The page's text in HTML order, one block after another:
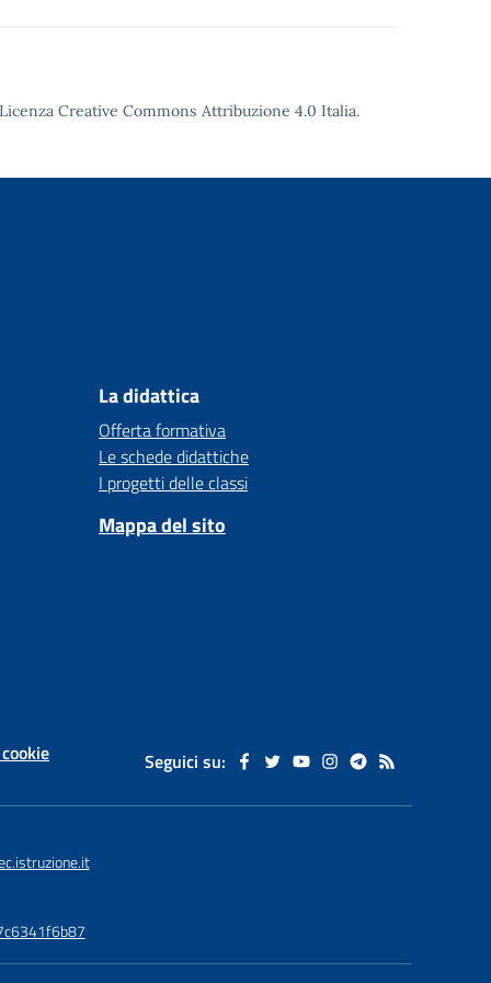
Licenza Creative Commons Attribuzione 4.0 Italia.
La didattica
Offerta formativa
Le schede didattiche
I progetti delle classi
Mappa del sito
Seguici su: